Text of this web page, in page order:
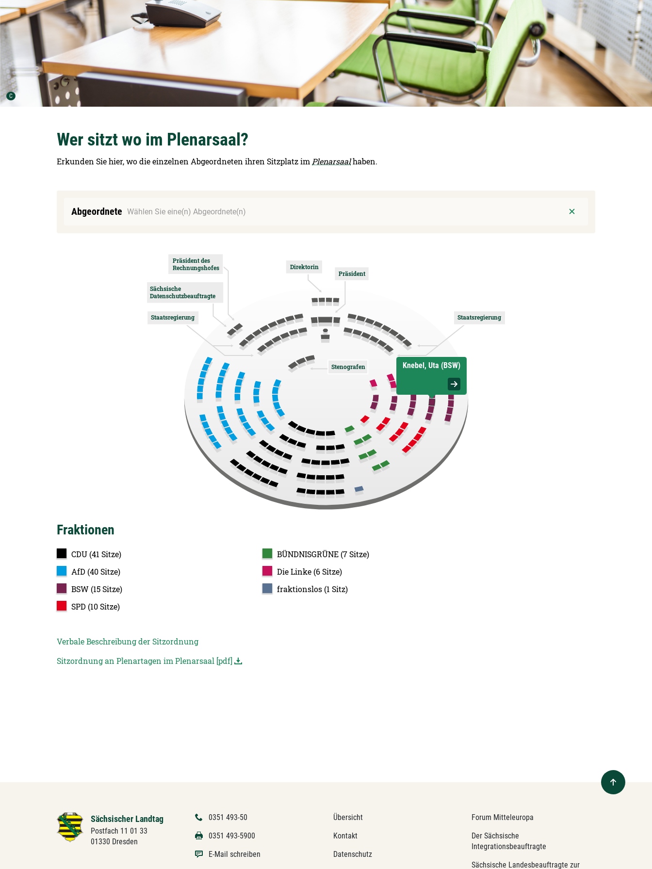
C Urheber der Grafik:
Wer sitzt wo im Plenarsaal?
Erkunden Sie hier, wo die einzelnen Abgeordneten ihren Sitzplatz im Plenarsaalhaben.
Abgeordnete Wählen Sie eine(n) Abgeordnete(n)
Sächsische
Datenschutzbeauftragte
Präsident des
Rechnungshofes
Direktorin
Präsident
Staatsregierung Staatsregierung
Stenografen
Fraktionen
CDU (41 Sitze)
AfD (40 Sitze)
BSW (15 Sitze)
SPD (10 Sitze)
BÜNDNISGRÜNE (7 Sitze)
Die Linke (6 Sitze)
fraktionslos (1 Sitz)
Verbale Beschreibung der Sitzordnung
Sitzordnung an Plenartagen im Plenarsaal [pdf]
Sächsischer Landtag
Postfach 11 01 33
01330 Dresden
0351 493-50
0351 493-5900
E-Mail schreiben
Übersicht
Kontakt
Datenschutz
Forum Mitteleuropa
Der Sächsische
Integrationsbeauftragte
Sächsische Landesbeauftragte zur
Knebel, Uta (BSW)